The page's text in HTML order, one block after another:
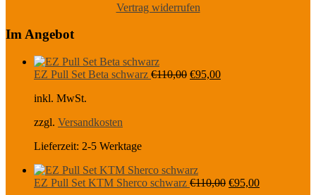
Vertrag widerrufen
Im Angebot
EZ Pull Set Beta schwarz €110,00 Ursprünglicher
€95,00Aktueller
inkl. MwSt.
zzgl. Versandkosten
Lieferzeit: 2-5 Werktage
EZ Pull Set KTM Sherco schwarz €110,00 Ursprünglicher
€95,00Aktueller